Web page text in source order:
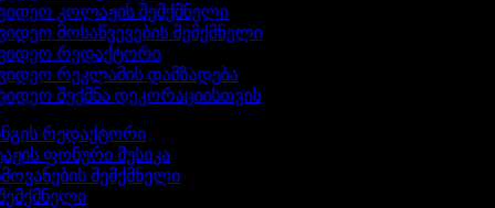
კოლაჟის შემქმნელი
მოსაწვევების შემქმნელი
რედაქტორი
რეკლამის დამზადება
შექმნა დეკორაციისთვის
რედაქტორი
ფონური მუსიკა
შემქმნელი